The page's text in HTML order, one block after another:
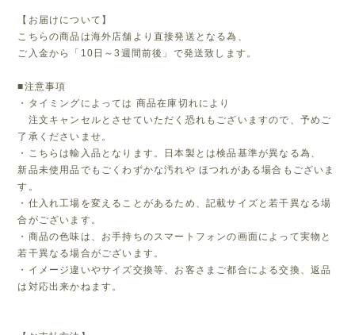
【お届けについて】
こちらの商品は海外店舗より直接発送となる為、
ご入金から「10日～3週間前後」で発送致します。
■注意事項
・タイミングによっては 商品在庫切れにより
注文キャンセルとさせていただく恐れもございますので、予めご
了承くださいませ。
・こちらは輸入品となります。日本製とは検品基準が異なる為、
新品未使用品でもごくわずかな汚れや ほつれがある場合もございま
す。
・仕入れ工場を変えることがあるため、記載サイズと若干異なる場
合がございます。
・商品の色味は、お手持ちのスマートフォンの画面によって実物と
若干異なる場合がございます。
・イメージ違いやサイズ交換等、お客さまご都合による交換、返品
は対応出来かねます。